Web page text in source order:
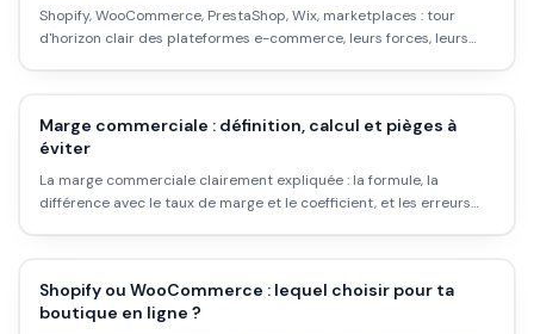
Shopify, WooCommerce, PrestaShop, Wix, marketplaces : tour
d'horizon clair des plateformes e-commerce, leurs forces, leurs
Marge commerciale : définition, calcul et pièges à
éviter
La marge commerciale clairement expliquée : la formule, la
différence avec le taux de marge et le coefficient, et les erreurs
Shopify ou WooCommerce : lequel choisir pour ta
boutique en ligne ?